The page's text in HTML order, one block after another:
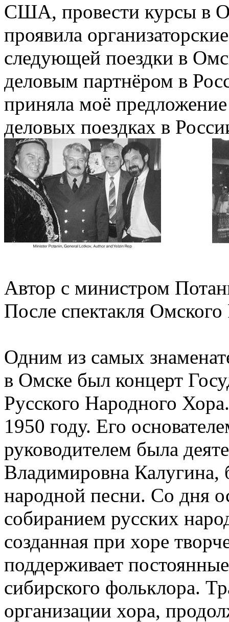
США, провести курсы в
проявила
следующей поездки в
деловым партнёром в
приняла моё предложение
деловых поездках в
Автор с министром
После спектакля
Одним из самых
в Омске был концерт
Русского Народного
1950 году. Его
руководителем была
Владимировна Калугина,
народной песни. Со дня
собиранием русских
созданная при хоре
поддерживает
сибирского фольклора.
организации хора,